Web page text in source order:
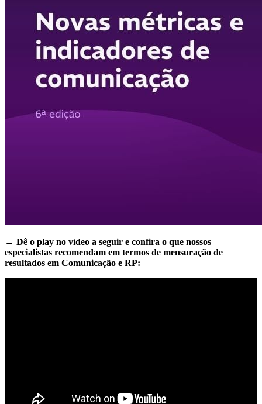
→ Dê o play no vídeo a seguir e confira o que nossos
especialistas recomendam em termos de mensuração de
resultados em Comunicação e RP: